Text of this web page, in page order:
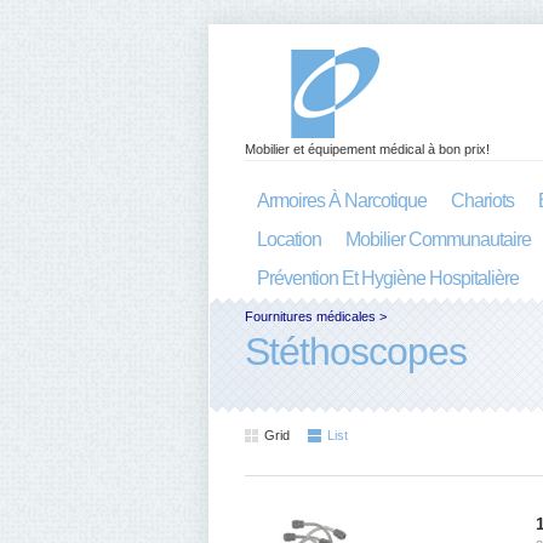
Mobilier et équipement médical à bon prix!
Armoires À Narcotique Chariots
Location
Mobilier Communautaire
Prévention Et Hygiène Hospitalière
Fournitures médicales >
Stéthoscopes
Grid List